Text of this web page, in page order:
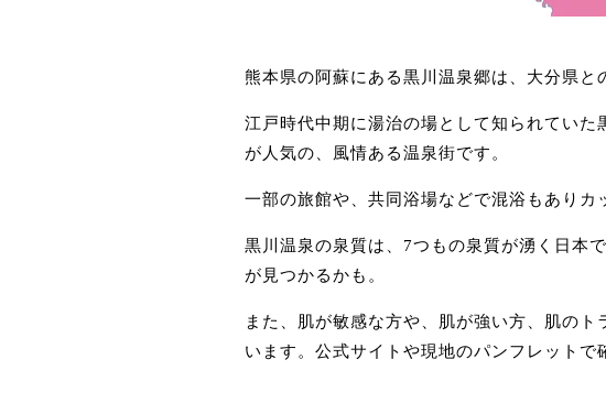
熊本県の阿蘇にある黒川温泉郷は、大分県と
江戸時代中期に湯治の場として知られてい
が人気の、風情ある温泉街です。
一部の旅館や、共同浴場などで混浴もありカ
黒川温泉の泉質は、7つもの泉質が湧く日本
が見つかるかも。
また、肌が敏感な方や、肌が強い方、肌の
います。公式サイトや現地のパンフレットで